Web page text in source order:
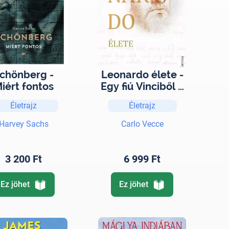
-
fontos
Életrajz
Harvey Sachs
3 200 Ft
Ez jöhet
Leonardo élete -
Egy fiú Vinciből –
A polihisztor – A
bolyongó
Életrajz
Carlo Vecce
6 999 Ft
Ez jöhet